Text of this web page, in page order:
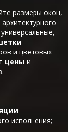
размеры окон,
и цветовых
цены и
исполнения;